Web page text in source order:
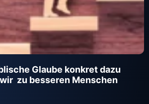
Glaube konkret dazu
zu besseren Menschen